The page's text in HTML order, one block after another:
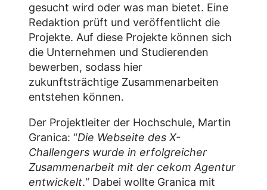
gesucht wird oder was man bietet. Eine
Redaktion prüft und veröffentlicht die
Projekte. Auf diese Projekte können sich
die Unternehmen und Studierenden
bewerben, sodass hier
zukunftsträchtige Zusammenarbeiten
entstehen können.
Der Projektleiter der Hochschule, Martin
Granica: “Die Webseite des X-
Challengers wurde in erfolgreicher
Zusammenarbeit mit der cekom Agentur
entwickelt.“ Dabei wollte Granica mit